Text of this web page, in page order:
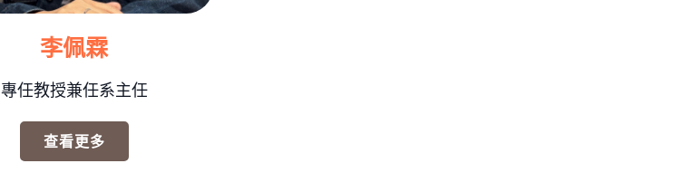
李佩霖
專任教授兼任系主任
查看更多